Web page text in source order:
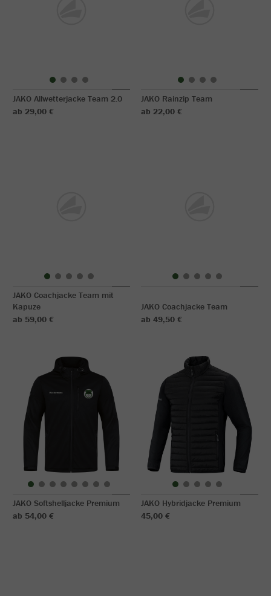
JAKO Allwetterjacke Team 2.0
ab 29,00 €
JAKO Rainzip Team
ab 22,00 €
JAKO Coachjacke Team mit
Kapuze
ab 59,00 €
JAKO Coachjacke Team
ab 49,50 €
JAKO Softshelljacke Premium
ab 54,00 €
JAKO Hybridjacke Premium
45,00 €